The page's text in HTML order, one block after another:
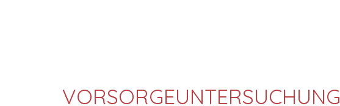
VORSORGEUNTERSUCHUNG